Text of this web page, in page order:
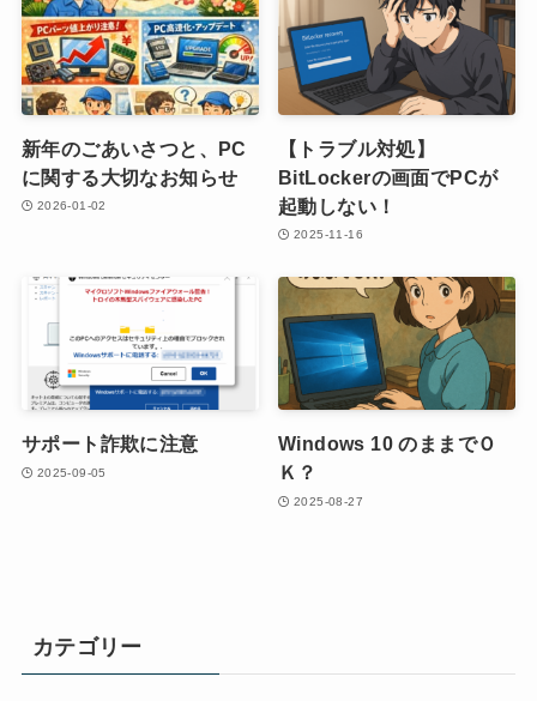
新年のごあいさつと、PC
に関する大切なお知らせ
2026-01-02
【トラブル対処】
BitLockerの画面でPCが
起動しない！
2025-11-16
サポート詐欺に注意
2025-09-05
Windows 10 のままでＯ
Ｋ？
2025-08-27
カテゴリー